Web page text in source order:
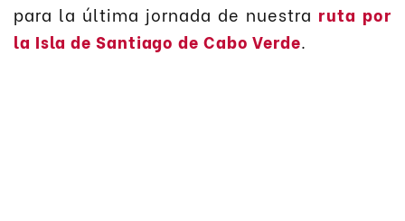
para la última jornada de nuestra ruta por
la Isla de Santiago de Cabo Verde.